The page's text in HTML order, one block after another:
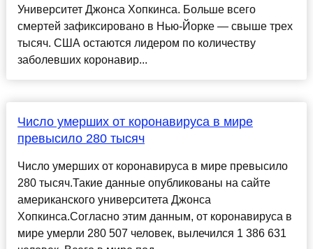
Университет Джонса Хопкинса. Больше всего
смертей зафиксировано в Нью-Йорке — свыше трех
тысяч. США остаются лидером по количеству
заболевших коронавир...
Число умерших от коронавируса в мире
превысило 280 тысяч
Число умерших от коронавируса в мире превысило
280 тысяч.Такие данные опубликованы на сайте
американского университета Джонса
Хопкинса.Согласно этим данным, от коронавируса в
мире умерли 280 507 человек, вылечился 1 386 631